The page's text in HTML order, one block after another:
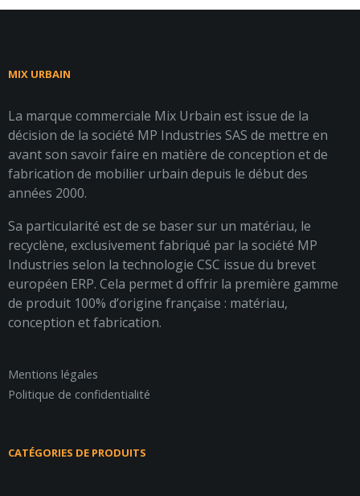
MIX URBAIN
La marque commerciale Mix Urbain est issue de la
décision de la société MP Industries SAS de mettre en
avant son savoir faire en matière de conception et de
fabrication de mobilier urbain depuis le début des
années 2000.
Sa particularité est de se baser sur un matériau, le
recyclène, exclusivement fabriqué par la société MP
Industries selon la technologie CSC issue du brevet
européen ERP. Cela permet d offrir la première gamme
de produit 100% d’origine française : matériau,
conception et fabrication.
Mentions légales
Politique de confidentialité
CATÉGORIES DE PRODUITS